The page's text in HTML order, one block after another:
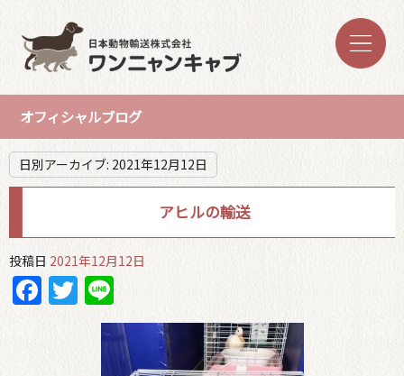
オフィシャルブログ
日別アーカイブ: 2021年12月12日
アヒルの輸送
投稿日 2021年12月12日
Facebook
Twitter